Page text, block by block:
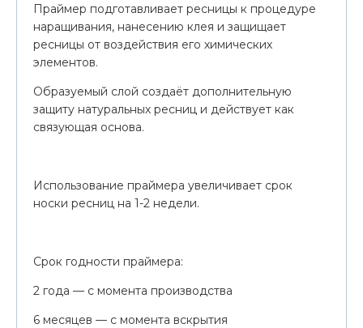
Праймер подготавливает ресницы к процедуре
наращивания, нанесению клея и защищает
ресницы от воздействия его химических
элементов.
Образуемый слой создаёт дополнительную
защиту натуральных ресниц и действует как
связующая основа.
Использование праймера увеличивает срок
носки ресниц на 1-2 недели.
Срок годности праймера:
2 года — с момента производства
6 месяцев — с момента вскрытия